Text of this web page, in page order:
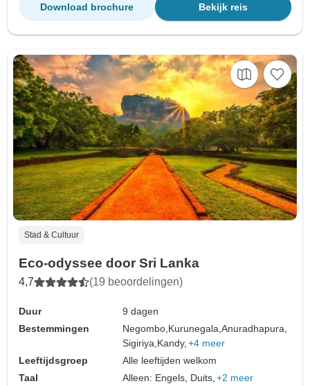
Bekijk reis
Download brochure
Stad & Cultuur
Eco-odyssee door Sri Lanka
4,7 (19 beoordelingen)
Duur
9 dagen
Bestemmingen
Negombo, Kurunegala,Anuradhapura,
Sigiriya, Kandy, +4 meer
Leeftijdsgroep
Alle leeftijden welkom
Taal
Alleen: Engels, Duits, +2 meer